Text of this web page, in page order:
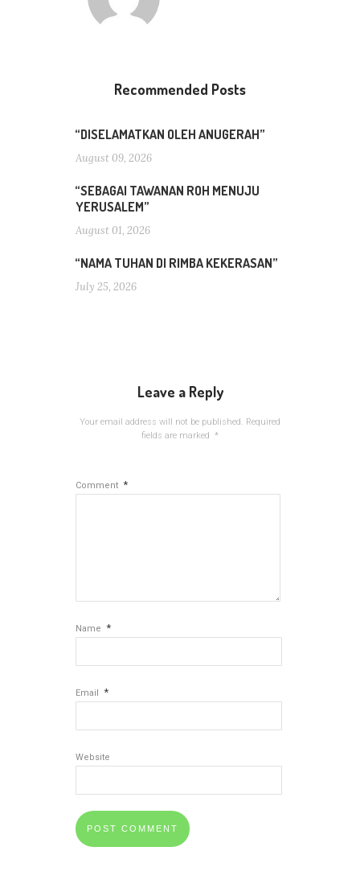
Recommended Posts
“DISELAMATKAN OLEH ANUGERAH”
August 09, 2026
“SEBAGAI TAWANAN ROH MENUJU
YERUSALEM”
August 01, 2026
“NAMA TUHAN DI RIMBA KEKERASAN”
July 25, 2026
Leave a Reply
Your email address will not be published. Required
fields are marked *
Comment *
Name *
Email *
Website